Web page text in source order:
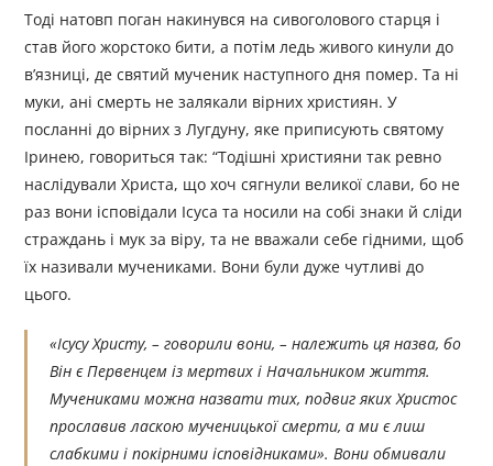
Тоді натовп поган накинувся на сивоголового старця і
став його жорстоко бити, а потім ледь живого кинули до
в’язниці, де святий мученик наступного дня помер. Та ні
муки, ані смерть не залякали вірних християн. У
посланні до вірних з Лугдуну, яке приписують святому
Іринею, говориться так: “Тодішні християни так ревно
наслідували Христа, що хоч сягнули великої слави, бо не
раз вони ісповідали Ісуса та носили на собі знаки й сліди
страждань і мук за віру, та не вважали себе гідними, щоб
їх називали мучениками. Вони були дуже чутливі до
цього.
«Ісусу Христу, – говорили вони, – належить ця назва, бо
Він є Первенцем із мертвих і Начальником життя.
Мучениками можна назвати тих, подвиг яких Христос
прославив ласкою мученицької смерти, а ми є лиш
слабкими і покірними ісповідниками». Вони обмивали